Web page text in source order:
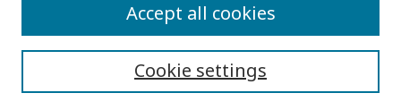
Cookie settings
Accept all cookies